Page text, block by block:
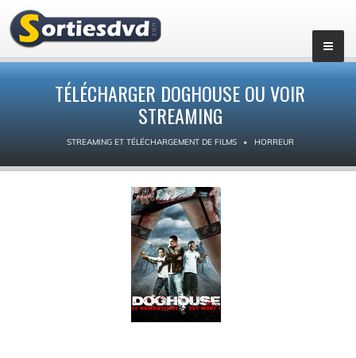
TÉLÉCHARGER DOGHOUSE OU VOIR
STREAMING
STREAMING ET TÉLÉCHARGEMENT DE FILMS HORREUR